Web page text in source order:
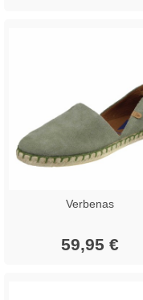
Verbenas
59,95 €